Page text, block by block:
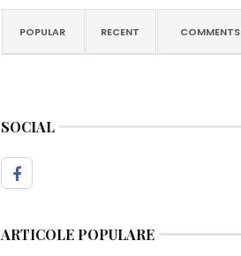
POPULAR RECENT COMMENTS
SOCIAL
ARTICOLE POPULARE